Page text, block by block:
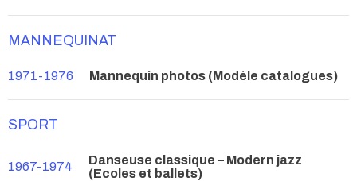
MANNEQUINAT
1971-1976 Mannequin photos (Modèle catalogues)
SPORT
1967-1974
Danseuse classique – Modern jazz
(Ecoles et ballets)